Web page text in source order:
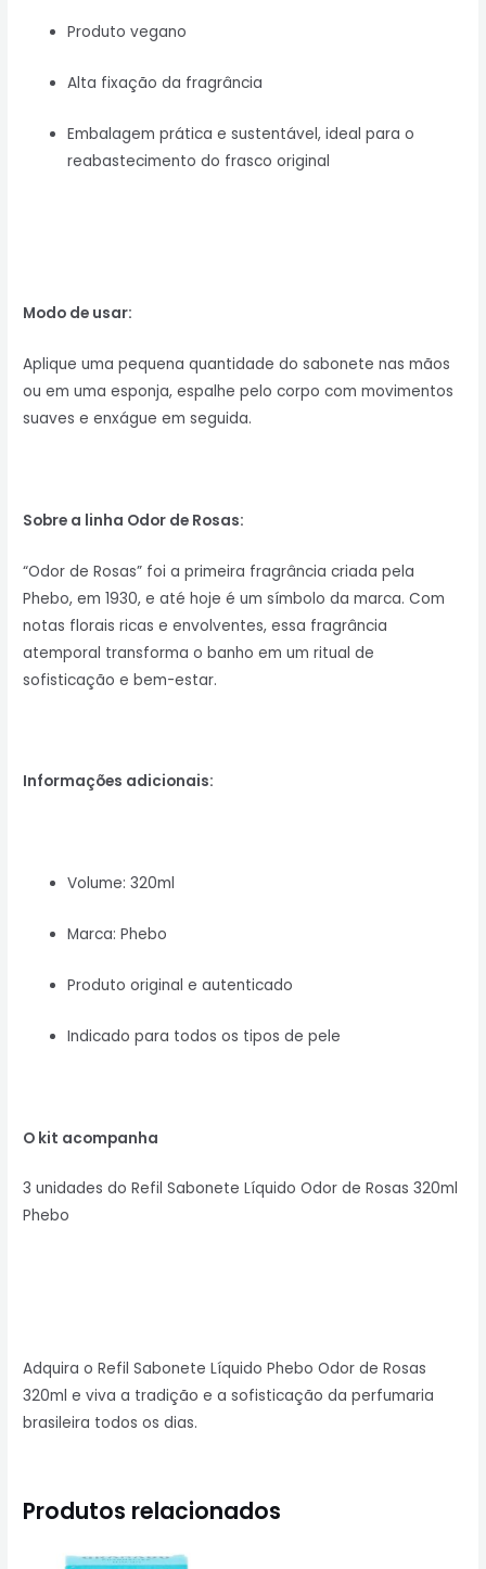
Produto vegano
Alta fixação da fragrância
Embalagem prática e sustentável, ideal para o
reabastecimento do frasco original
Modo de usar:
Aplique uma pequena quantidade do sabonete nas mãos
ou em uma esponja, espalhe pelo corpo com movimentos
suaves e enxágue em seguida.
Sobre a linha Odor de Rosas:
“Odor de Rosas” foi a primeira fragrância criada pela
Phebo, em 1930, e até hoje é um símbolo da marca. Com
notas florais ricas e envolventes, essa fragrância
atemporal transforma o banho em um ritual de
sofisticação e bem-estar.
Informações adicionais:
Volume: 320ml
Marca: Phebo
Produto original e autenticado
Indicado para todos os tipos de pele
O kit acompanha
3 unidades do Refil Sabonete Líquido Odor de Rosas 320ml
Phebo
Adquira o Refil Sabonete Líquido Phebo Odor de Rosas
320ml e viva a tradição e a sofisticação da perfumaria
brasileira todos os dias.
Produtos relacionados